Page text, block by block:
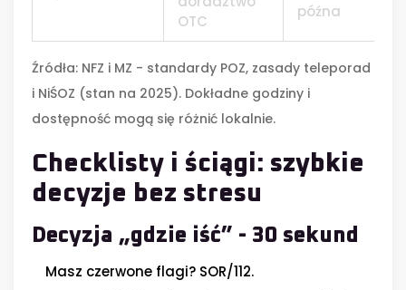
OTC
późna
Źródła: NFZ i MZ - standardy POZ, zasady teleporad
i NiŚOZ (stan na 2025). Dokładne godziny i
dostępność mogą się różnić lokalnie.
Checklisty i ściągi: szybkie
decyzje bez stresu
Decyzja „gdzie iść” - 30 sekund
Masz czerwone flagi? SOR/112.